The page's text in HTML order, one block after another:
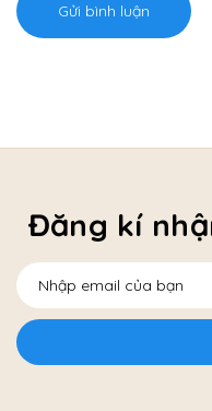
Gửi bình luận
Đăng kí